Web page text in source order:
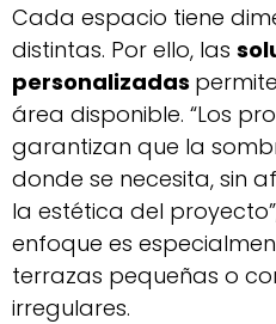
Cada espacio tiene
distintas. Por ello, las
personalizadas
área disponible. “Los
garantizan que la
donde se necesita, sin
la estética del
enfoque es
terrazas pequeñas o
irregulares.